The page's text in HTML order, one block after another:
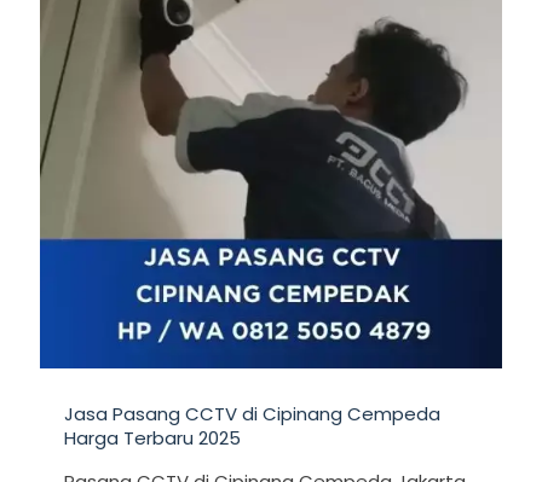
Jasa Pasang CCTV di Cipinang Cempeda
Harga Terbaru 2025